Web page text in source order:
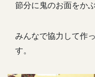
節分に鬼のお面をか
みんなで協力して作
す。